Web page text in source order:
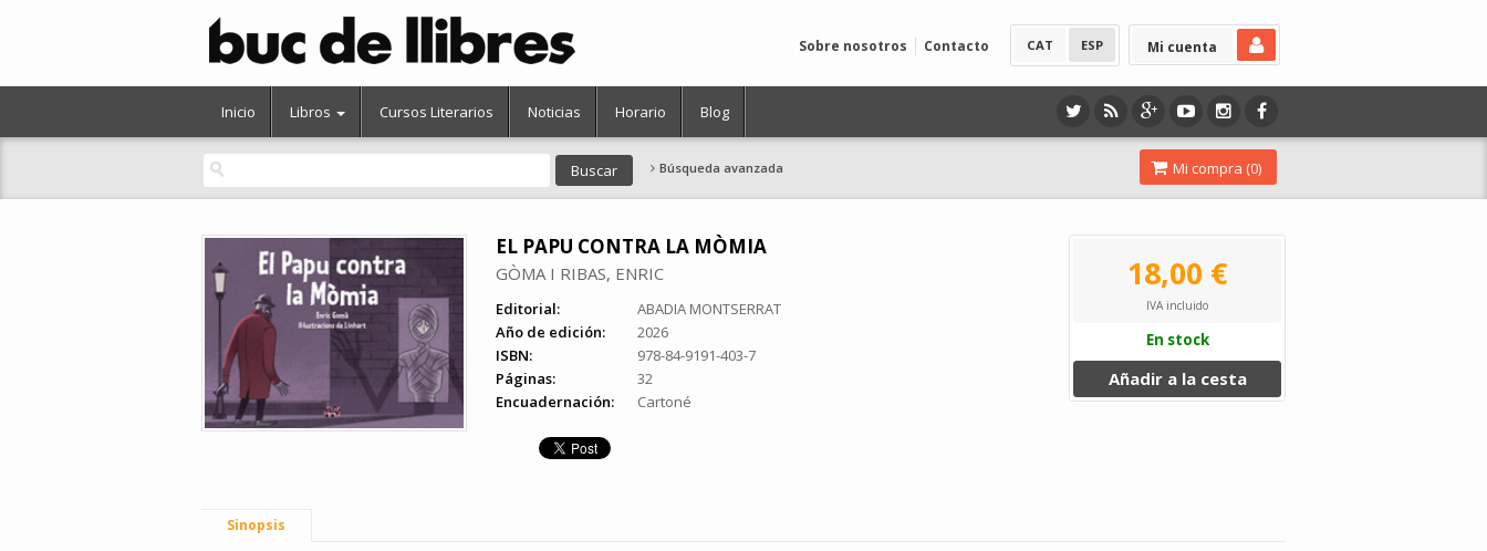
Mi cuenta
CAT ESP
Sobre nosotros Contacto
Inicio Libros Cursos Literarios Noticias Horario Blog
Búsqueda avanzada Mi compra (0)
EL PAPU CONTRA LA MÒMIA
GÒMA I RIBAS, ENRIC
Editorial:
ABADIA MONTSERRAT
Año de edición:
2026
ISBN:
978-84-9191-403-7
Páginas:
32
Encuadernación:
Cartoné
18,00 €
IVA incluido
En stock
Añadir a la cesta
Sinopsis